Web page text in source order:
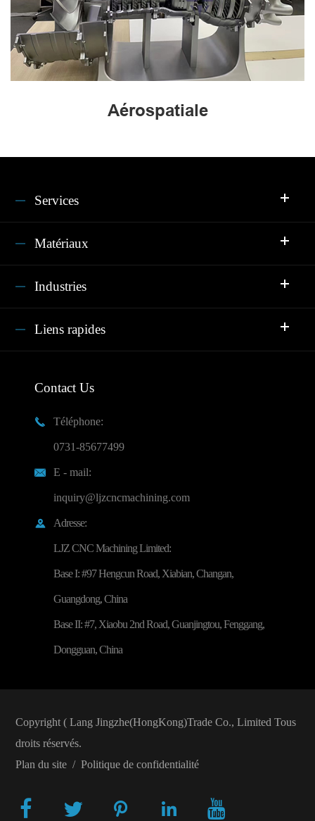
Aérospatiale
Services
Matériaux
Industries
Liens rapides
Contact Us

Téléphone:
0731-85677499

E - mail:
inquiry@ljzcncmachining.com

Adresse:
LJZ CNC Machining Limited:
Base I: #97 Hengcun Road, Xiabian, Changan,
Guangdong, China
Base II: #7, Xiaobu 2nd Road, Guanjingtou, Fenggang,
Dongguan, China
Copyright ( Lang Jingzhe(HongKong)Trade Co., LimitedTous
droits réservés.
Plan du site/ Politique de confidentialité